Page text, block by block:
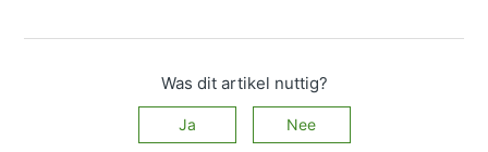
Was dit artikel nuttig?
Ja Nee